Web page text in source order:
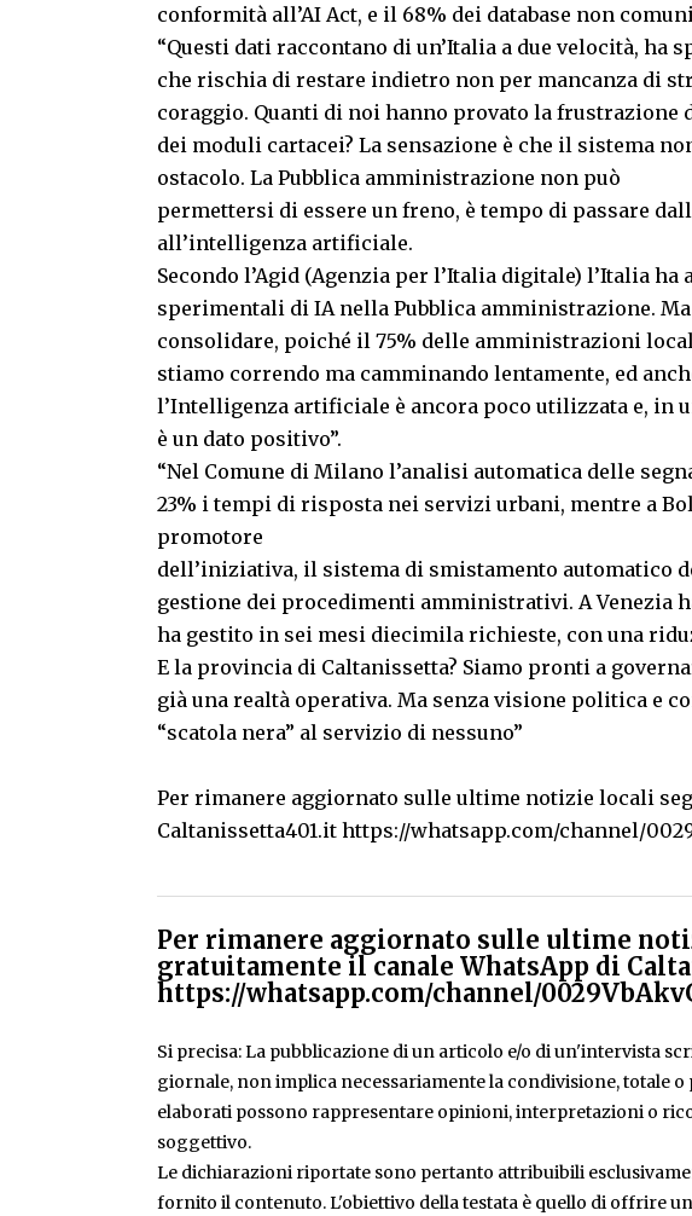
conformità all’AI Act, e il 68% dei database non
“Questi dati raccontano di un’Italia a due velocità, ha
che rischia di restare indietro non per mancanza di
coraggio. Quanti di noi hanno provato la
dei moduli cartacei? La sensazione è che il sistema
ostacolo. La Pubblica amministrazione non può
permettersi di essere un freno, è tempo di passare
all’intelligenza artificiale.
Secondo l’Agid (Agenzia per l’Italia digitale) l’Italia
sperimentali di IA nella Pubblica amministrazione.
consolidare, poiché il 75% delle amministrazioni
stiamo correndo ma camminando lentamente, ed
l’Intelligenza artificiale è ancora poco utilizzata e, in
è un dato positivo”.
“Nel Comune di Milano l’analisi automatica delle
23% i tempi di risposta nei servizi urbani, mentre a
promotore
dell’iniziativa, il sistema di smistamento automatico
gestione dei procedimenti amministrativi. A Venezia
ha gestito in sei mesi diecimila richieste, con una
E la provincia di Caltanissetta? Siamo pronti a
già una realtà operativa. Ma senza visione politica e
“scatola nera” al servizio di nessuno”
Per rimanere aggiornato sulle ultime notizie locali
Caltanissetta401.it https://whatsapp.com/channel/
Per rimanere aggiornato sulle ultime
gratuitamente il canale WhatsApp di
https://whatsapp.com/channel/
Si precisa: La pubblicazione di un articolo e/o di un'intervista
giornale, non implica necessariamente la condivisione, totale o
elaborati possono rappresentare opinioni, interpretazioni o
soggettivo.
Le dichiarazioni riportate sono pertanto attribuibili
fornito il contenuto. L'obiettivo della testata è quello di offrire